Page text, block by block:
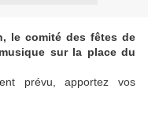
le comité des fêtes de
sur la place du
prévu, apportez vos